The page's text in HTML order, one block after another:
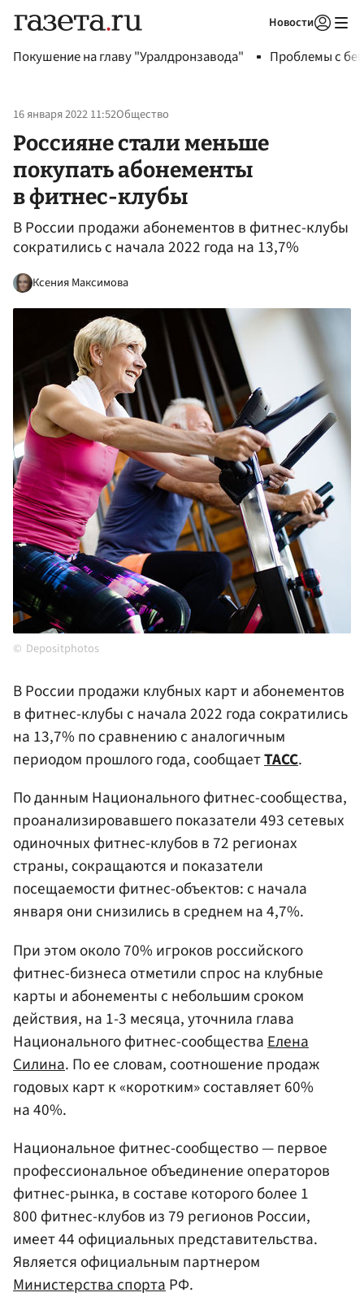
Новости
Покушение на главу "Уралдронзавода" Проблемы с
16 января 2022 11:52Общество
Россияне стали меньше
покупать абонементы
в фитнес-клубы
В России продажи абонементов в фитнес-клубы
сократились с начала 2022 года на 13,7%
Ксения Максимова
Depositphotos
В России продажи клубных карт и абонементов
в фитнес-клубы с начала 2022 года сократились
на 13,7% по сравнению с аналогичным
периодом прошлого года, сообщаетТАСС.
По данным Национального фитнес-сообщества,
проанализировавшего показатели 493 сетевых
одиночных фитнес-клубов в 72 регионах
страны, сокращаются и показатели
посещаемости фитнес-объектов: с начала
января они снизились в среднем на 4,7%.
При этом около 70% игроков российского
фитнес-бизнеса отметили спрос на клубные
карты и абонементы с небольшим сроком
действия, на 1-3 месяца, уточнила глава
Национального фитнес-сообщества Елена
Силина. По ее словам, соотношение продаж
годовых карт к «коротким» составляет 60%
на 40%.
Национальное фитнес-сообщество — первое
профессиональное объединение операторов
фитнес-рынка, в составе которого более 1
800 фитнес-клубов из 79 регионов России,
имеет 44 официальных представительства.
Является официальным партнером
Министерства спортаРФ.